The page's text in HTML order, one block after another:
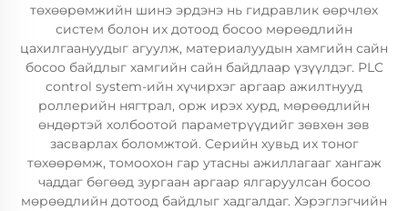
төхөөрөмжийн шинэ эрдэнэ нь гидравлик өөрчлөх
систем болон их дотоод босоо мөрөөдлийн
цахилгаануудыг агуулж, материалуудын хамгийн сайн
босоо байдлыг хамгийн сайн байдлаар үзүүлдэг. PLC
control system-ийн хүчирхэг аргаар ажилтнууд
роллерийн нягтрал, орж ирэх хурд, мөрөөдлийн
өндөртэй холбоотой параметрүүдийг зөвхөн зөв
засварлах боломжтой. Серийн хувьд их тоног
төхөөрөмж, томоохон гар утасны ажиллагааг хангаж
чаддаг бөгөөд зургаан аргаар ялгаруулсан босоо
мөрөөдлийн дотоод байдлыг хадгалдаг. Хэрэглэгчийн